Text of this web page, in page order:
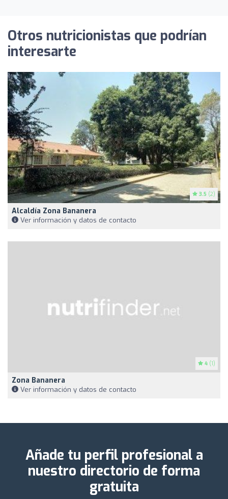
Otros nutricionistas que podrían
interesarte
3.5 (2)
Alcaldía Zona Bananera
Ver información y datos de contacto
4 (1)
Zona Bananera
Ver información y datos de contacto
Añade tu perfil profesional a
nuestro directorio de forma
gratuita